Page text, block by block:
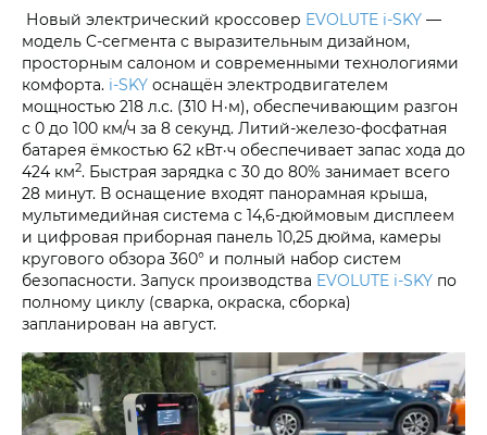
Новый электрический кроссовер EVOLUTE i‑SKY —
модель C-сегмента с выразительным дизайном,
просторным салоном и современными технологиями
комфорта. i‑SKY оснащён электродвигателем
мощностью 218 л.с. (310 Н·м), обеспечивающим разгон
с 0 до 100 км/ч за 8 секунд. Литий-железо-фосфатная
батарея ёмкостью 62 кВт·ч обеспечивает запас хода до
424 км2. Быстрая зарядка с 30 до 80% занимает всего
28 минут. В оснащение входят панорамная крыша,
мультимедийная система с 14,6-дюймовым дисплеем
и цифровая приборная панель 10,25 дюйма, камеры
кругового обзора 360° и полный набор систем
безопасности. Запуск производства EVOLUTE i‑SKY по
полному циклу (сварка, окраска, сборка)
запланирован на август.